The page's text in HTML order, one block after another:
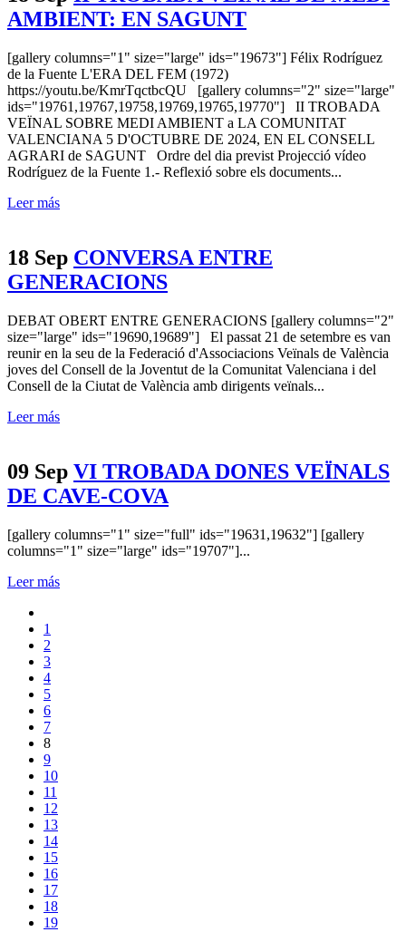
AMBIENT: EN SAGUNT
[gallery columns="1" size="large" ids="19673"] Félix Rodríguez
de la Fuente L'ERA DEL FEM (1972)
https://youtu.be/KmrTqctbcQU [gallery columns="2" size="large"
ids="19761,19767,19758,19769,19765,19770"] II TROBADA
VEÏNAL SOBRE MEDI AMBIENT a LA COMUNITAT
VALENCIANA 5 D'OCTUBRE DE 2024, EN EL CONSELL
AGRARI de SAGUNT Ordre del dia previst Projecció vídeo
Rodríguez de la Fuente 1.- Reflexió sobre els documents...
Leer más
18 Sep CONVERSA ENTRE
GENERACIONS
DEBAT OBERT ENTRE GENERACIONS [gallery columns="2"
size="large" ids="19690,19689"] El passat 21 de setembre es van
reunir en la seu de la Federació d'Associacions Veïnals de València
joves del Consell de la Joventut de la Comunitat Valenciana i del
Consell de la Ciutat de València amb dirigents veïnals...
Leer más
09 Sep VI TROBADA DONES VEÏNALS
DE CAVE-COVA
[gallery columns="1" size="full" ids="19631,19632"] [gallery
columns="1" size="large" ids="19707"]...
Leer más
1
2
3
4
5
6
7
8
9
10
11
12
13
14
15
16
17
18
19